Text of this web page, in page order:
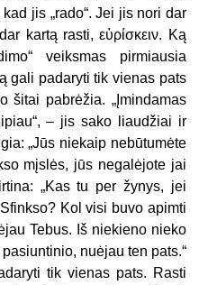
jis „rado“. Jei jis nori dar
kartą rasti, εὑρίσκειν. Ką
veiksmas pirmiausia
gali padaryti tik vienas pats
šitai pabrėžia. „Įmindamas
– jis sako liaudžiai ir
„Jūs niekaip nebūtumėte
mįslės, jūs negalėjote jai
„Kas tu per žynys, jei
Kol visi buvo apimti
Tebus. Iš niekieno nieko
nuėjau ten pats.“
tik vienas pats. Rasti